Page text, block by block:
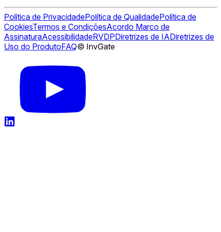
Política de PrivacidadePolítica de QualidadePolítica de
CookiesTermos e CondiçõesAcordo Marco de
AssinaturaAcessibilidadeRVDPDiretrizes de IADiretrizes de
Uso do ProdutoFAQ© InvGate